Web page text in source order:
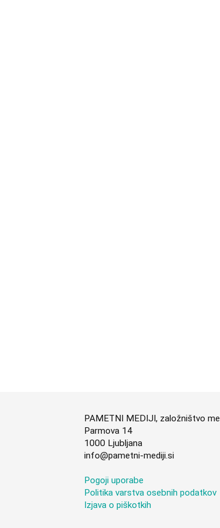
PAMETNI MEDIJI, založništvo
Parmova 14
1000 Ljubljana
info@pametni-mediji.si
Pogoji uporabe
Politika varstva osebnih podatkov
Izjava o piškotkih